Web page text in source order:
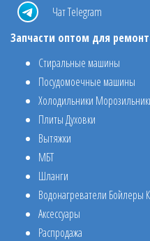
Чат Telegram
Запчасти оптом для
Стиральные машины
Посудомоечные машины
Холодильники
Плиты Духовки
Вытяжки
МБТ
Шланги
Водонагреватели Бойлеры
Аксессуары
Распродажа